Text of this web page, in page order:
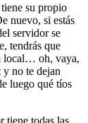
su propio
nuevo, si estás
servidor se
tendrás que
local… oh, vaya,
y no te dejan
luego qué tíos
tiene todas las